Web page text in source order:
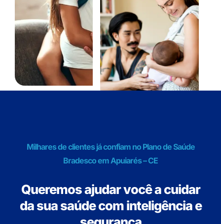
Milhares de clientes já confiam no Plano de Saúde
Bradesco em Apuiarés – CE
Queremos ajudar você a cuidar
da sua saúde com inteligência e